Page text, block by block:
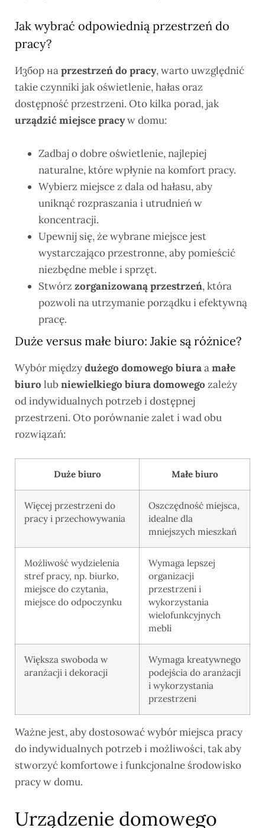
Jak wybrać odpowiednią przestrzeń do
pracy?
Избор наprzestrzeń do pracy, warto uwzględnić
takie czynniki jak oświetlenie, hałas oraz
dostępność przestrzeni. Oto kilka porad, jak
urządzić miejsce pracyw domu:
Zadbaj o dobre oświetlenie, najlepiej
naturalne, które wpłynie na komfort pracy.
Wybierz miejsce z dala od hałasu, aby
uniknąć rozpraszania i utrudnień w
koncentracji.
Upewnij się, że wybrane miejsce jest
wystarczająco przestronne, aby pomieścić
niezbędne meble i sprzęt.
Stwórz zorganizowaną przestrzeń, która
pozwoli na utrzymanie porządku i efektywną
pracę.
Duże versus małe biuro: Jakie są różnice?
Wybór międzydużego domowego biuraamałe
biuro lubniewielkiego biura domowego zależy
od indywidualnych potrzeb i dostępnej
przestrzeni. Oto porównanie zalet i wad obu
rozwiązań:
Duże biuro Małe biuro
Więcej przestrzeni do
pracy i przechowywania
Oszczędność miejsca,
idealne dla
mniejszych mieszkań
Możliwość wydzielenia
stref pracy, np. biurko,
miejsce do czytania,
miejsce do odpoczynku
Wymaga lepszej
organizacji
przestrzeni i
wykorzystania
wielofunkcyjnych
mebli
Większa swoboda w
aranżacji i dekoracji
Wymaga kreatywnego
podejścia do aranżacji
i wykorzystania
przestrzeni
Ważne jest, aby dostosować wybór miejsca pracy
do indywidualnych potrzeb i możliwości, tak aby
stworzyć komfortowe i funkcjonalne środowisko
pracy w domu.
Urządzenie domowego